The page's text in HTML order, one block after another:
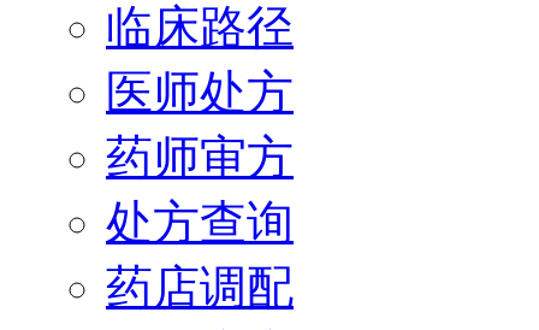
临床路径
医师处方
药师审方
处方查询
药店调配